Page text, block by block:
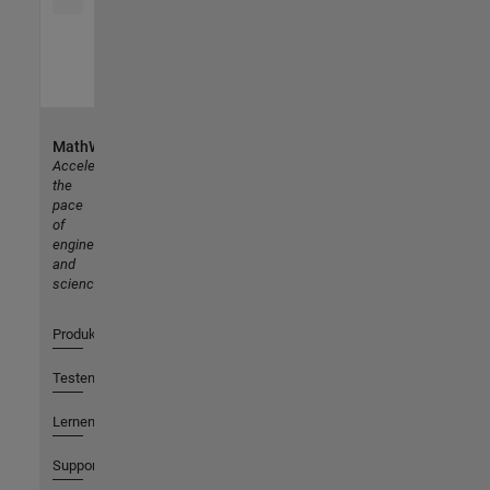
MathWorks
Accelerating
the
pace
of
engineering
and
science
Produkte
Testen oder Kaufen
Lernen
Support